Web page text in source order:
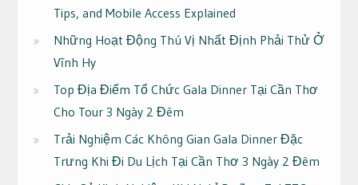
Tips, and Mobile Access Explained
Những Hoạt Động Thú Vị Nhất Định Phải Thử Ở
Vĩnh Hy
Top Địa Điểm Tổ Chức Gala Dinner Tại Cần Thơ
Cho Tour 3 Ngày 2 Đêm
Trải Nghiệm Các Không Gian Gala Dinner Đặc
Trưng Khi Đi Du Lịch Tại Cần Thơ 3 Ngày 2 Đêm